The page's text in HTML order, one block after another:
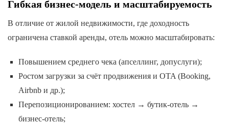
Гибкая бизнес-модель и масштабируемость
В отличие от жилой недвижимости, где доходность
ограничена ставкой аренды, отель можно масштабировать:
Повышением среднего чека (апселлинг, допуслуги);
Ростом загрузки за счёт продвижения и OTA (Booking,
Airbnb и др.);
Перепозиционированием: хостел → бутик-отель →
бизнес-отель;